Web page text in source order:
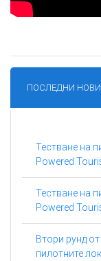
ПОСЛЕДНИ
Тестване на
Powered
Тестване на
Powered
Втори рунд
пилотните